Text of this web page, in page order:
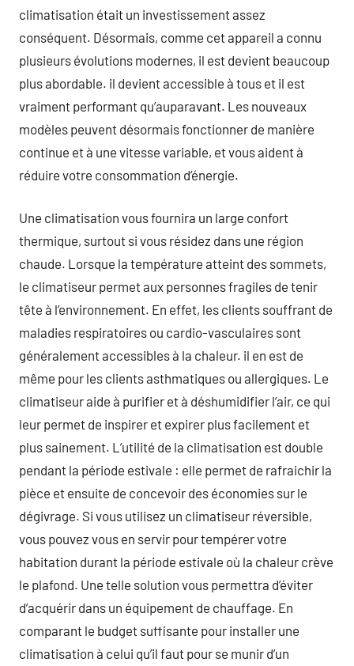
climatisation était un investissement assez
conséquent. Désormais, comme cet appareil a connu
plusieurs évolutions modernes, il est devient beaucoup
plus abordable. il devient accessible à tous et il est
vraiment performant qu’auparavant. Les nouveaux
modèles peuvent désormais fonctionner de manière
continue et à une vitesse variable, et vous aident à
réduire votre consommation d’énergie.
Une climatisation vous fournira un large confort
thermique, surtout si vous résidez dans une région
chaude. Lorsque la température atteint des sommets,
le climatiseur permet aux personnes fragiles de tenir
tête à l’environnement. En effet, les clients souffrant de
maladies respiratoires ou cardio-vasculaires sont
généralement accessibles à la chaleur. il en est de
même pour les clients asthmatiques ou allergiques. Le
climatiseur aide à purifier et à déshumidifier l’air, ce qui
leur permet de inspirer et expirer plus facilement et
plus sainement. L’utilité de la climatisation est double
pendant la période estivale : elle permet de rafraichir la
pièce et ensuite de concevoir des économies sur le
dégivrage. Si vous utilisez un climatiseur réversible,
vous pouvez vous en servir pour tempérer votre
habitation durant la période estivale où la chaleur crève
le plafond. Une telle solution vous permettra d’éviter
d’acquérir dans un équipement de chauffage. En
comparant le budget suffisante pour installer une
climatisation à celui qu’il faut pour se munir d’un